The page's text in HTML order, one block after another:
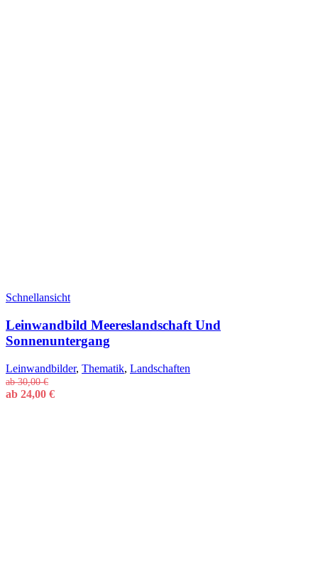
Schnellansicht
Leinwandbild Meereslandschaft Und
Sonnenuntergang
Leinwandbilder, Thematik, Landschaften
ab30,00€
ab 24,00 €